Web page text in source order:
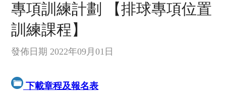
專項訓練計劃 【排球專項位置
訓練課程】
發佈日期 2022年09月01日
下載章程及報名表